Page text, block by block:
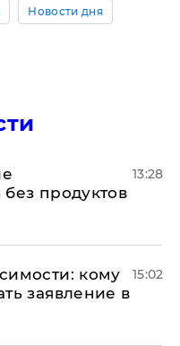
Новости дня
продуктов
13:28
кому
заявление в
15:02